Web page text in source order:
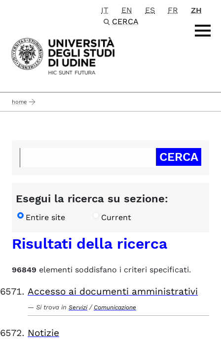
Passa al contenuto principale
IT EN ES FR
ZH
CERCA
home
Esegui la ricerca su sezione:
Entire site Current
Risultati della ricerca
96849 elementi soddisfano i criteri specificati.
Accesso ai documenti amministrativi
Si trova in Servizi / Comunicazione
Notizie